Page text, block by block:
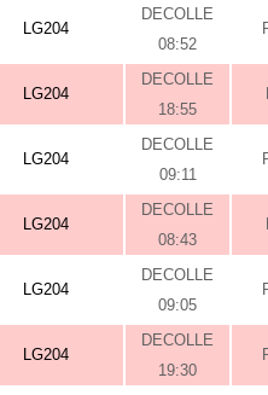
LG204
DECOLLE
08:52
LG204
DECOLLE
18:55
LG204
DECOLLE
09:11
LG204
DECOLLE
08:43
LG204
DECOLLE
09:05
LG204
DECOLLE
19:30